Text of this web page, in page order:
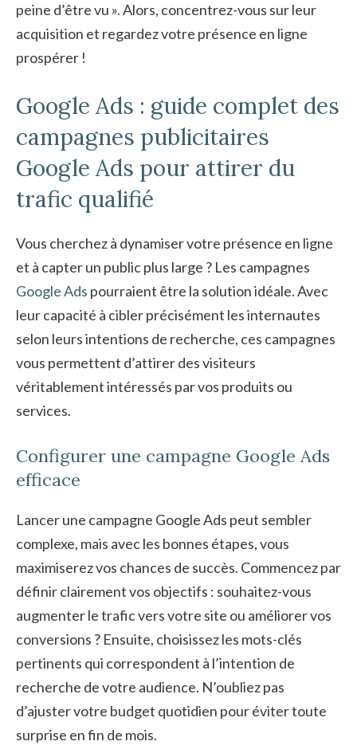
peine d’être vu ». Alors, concentrez-vous sur leur
acquisition et regardez votre présence en ligne
prospérer !
Google Ads : guide complet des
campagnes publicitaires
Google Ads pour attirer du
trafic qualifié
Vous cherchez à dynamiser votre présence en ligne
et à capter un public plus large ? Les campagnes
Google Ads pourraient être la solution idéale. Avec
leur capacité à cibler précisément les internautes
selon leurs intentions de recherche, ces campagnes
vous permettent d’attirer des visiteurs
véritablement intéressés par vos produits ou
services.
Configurer une campagne Google Ads
efficace
Lancer une campagne Google Ads peut sembler
complexe, mais avec les bonnes étapes, vous
maximiserez vos chances de succès. Commencez par
définir clairement vos objectifs : souhaitez-vous
augmenter le trafic vers votre site ou améliorer vos
conversions ? Ensuite, choisissez les mots-clés
pertinents qui correspondent à l’intention de
recherche de votre audience. N’oubliez pas
d’ajuster votre budget quotidien pour éviter toute
surprise en fin de mois.